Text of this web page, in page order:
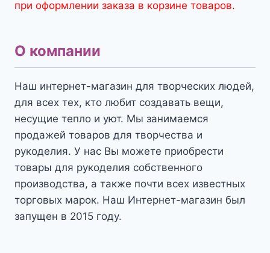
при оформлении заказа в корзине товаров.
О компании
Наш интернет-магазин для творческих людей,
для всех тех, кто любит создавать вещи,
несущие тепло и уют. Мы занимаемся
продажей товаров для творчества и
рукоделия. У нас Вы можете приобрести
товары для рукоделия собственного
производства, а также почти всех известных
торговых марок. Наш Интернет-магазин был
запущен в 2015 году.